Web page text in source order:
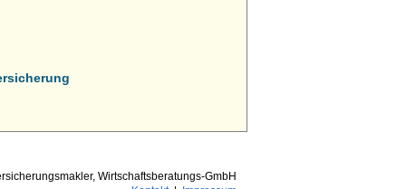
Wirtschaftsberatungs-GmbH